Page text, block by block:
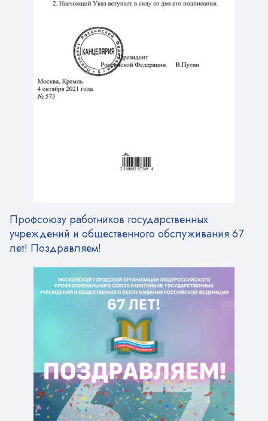
Профсоюзу работников государственных
учреждений и общественного обслуживания 67
лет! Поздравляем!